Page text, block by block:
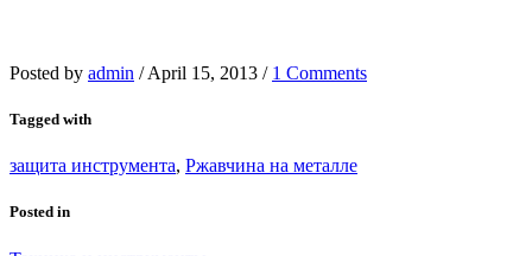
Posted by admin / April 15, 2013 / 1 Comments
Tagged with
защита инструмента, Ржавчина на металле
Posted in